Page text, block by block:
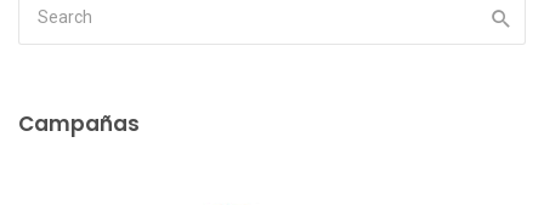
Campañas